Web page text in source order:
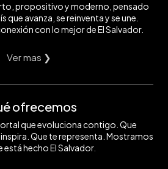
propositivo y moderno, pensado
que avanza, se reinventa y se une.
con lo mejor de El Salvador.
Ver mas ❯
ofrecemos
que evoluciona contigo. Que
Que te representa. Mostramos
está hecho El Salvador.